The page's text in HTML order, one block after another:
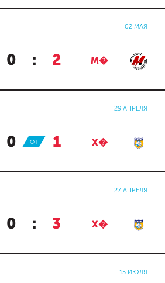
02 МАЯ
0 : 2 М�
29 АПРЕЛЯ
0 : 1 Х�
ОТ
27 АПРЕЛЯ
0 : 3 Х�
15 ИЮЛЯ